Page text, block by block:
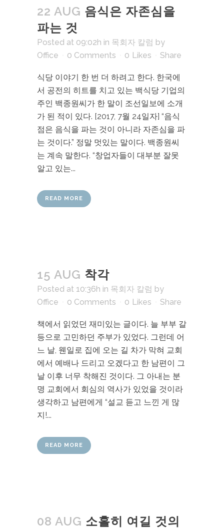
22 AUG 음식은 자존심을
파는 것
Posted at 09:02h in 목회자 칼럼 by
Office
0 Comments 0 Likes Share
식당 이야기 한 번 더 하려고 한다. 한국에
서 공전의 히트를 치고 있는 백식당 기업의
주인 백종원씨가 한 말이 조선일보에 소개
가 된 적이 있다. [2017, 7월 24일자] “음식
점은 음식을 파는 것이 아니라 자존심을 파
는 것이다.” 정말 멋있는 말이다. 백종원씨
는 계속 말한다. “창업자들이 대부분 잘못
알고 있는...
READ MORE
15 AUG 착각
Posted at 10:36h in 목회자 칼럼 by
Office
0 Comments 0 Likes Share
책에서 읽었던 재미있는 글이다. 늘 부부 갈
등으로 고민하던 주부가 있었다. 그런데 어
느 날, 웬일로 집에 오는 길 차가 막혀 교회
에서 예배나 드리고 오겠다고 한 남편이 그
날 이후 너무 착해진 것이다. 그 아내는 분
명 교회에서 회심의 역사가 있었을 것이라
생각하고 남편에게 “설교 듣고 느낀 게 많
지!...
READ MORE
08 AUG 소홀히 여길 것의